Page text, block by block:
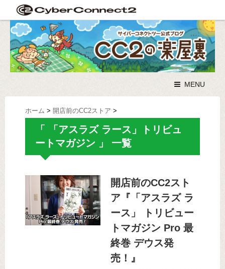
MENU
ホーム > 開店前のCC2ストア >
「 「アスラズ ラース」トリビュ
ートマガジン 」 一覧
開店前のCC2スト
ア『「アスラズ ラ
ース」 トリビュー
トマガジン Pro 最
終巻 デウス発
売！』